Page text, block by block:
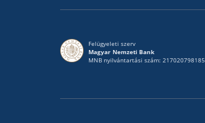
Felügyeleti szerv
Magyar Nemzeti Bank
MNB nyilvántartási szám: 217020798185